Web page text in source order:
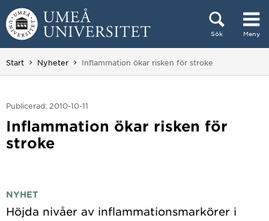
Hoppa direkt till innehållet
Sök Meny
Huvudmenyn dold.
Start Nyheter Du är här:
Inflammation ökar risken för stroke
Publicerad: 2010-10-11
Inflammation ökar risken för
stroke
NYHET
Höjda nivåer av inflammationsmarkörer i